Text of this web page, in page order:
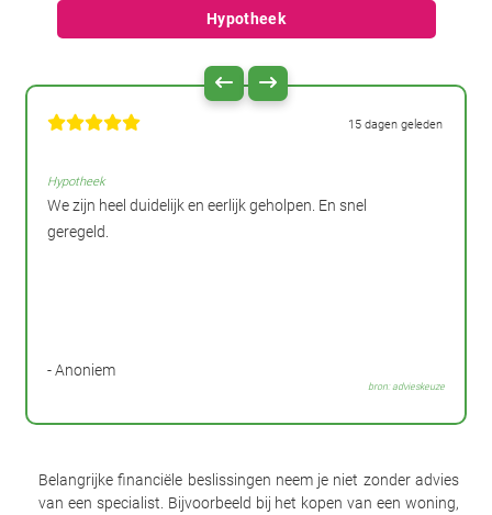
Hypotheek
15 dagen geleden
Hypotheek
We zijn heel duidelijk en eerlijk geholpen. En snel
geregeld.
- Anoniem
bron: advieskeuze
Belangrijke financiële beslissingen neem je niet zonder advies
van een specialist. Bijvoorbeeld bij het kopen van een woning,